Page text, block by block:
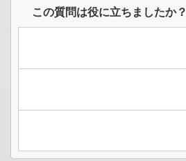
この質問は役に立ちましたか？